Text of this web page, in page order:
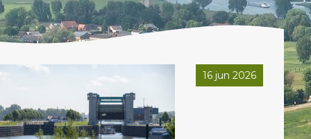
16 jun 2026